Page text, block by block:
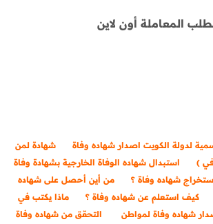
المعاملة أون لاين
لدولة الكويت اصدار شهاده وفاة
شهادة لمن
)
استبدال شهاده الوفاة الخارجية بشهادة وفاة
شهاده وفاة ؟
من أين أحصل على شهاده
كيف استعلم عن شهاده وفاة ؟
ماذا يكتب في
شهاده وفاة لمواطن التحقق من شهاده وفاة